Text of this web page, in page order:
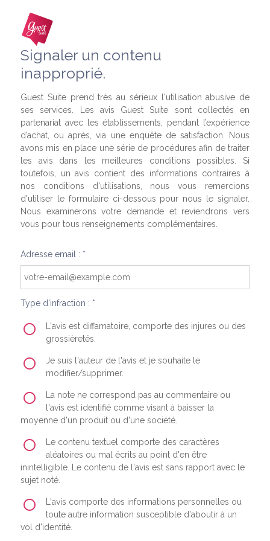
Signaler un contenu
inapproprié.
Guest Suite prend très au sérieux l'utilisation abusive de
ses services. Les avis Guest Suite sont collectés en
partenariat avec les établissements, pendant l’expérience
d’achat, ou après, via une enquête de satisfaction. Nous
avons mis en place une série de procédures afin de traiter
les avis dans les meilleures conditions possibles. Si
toutefois, un avis contient des informations contraires à
nos conditions d'utilisations, nous vous remercions
d'utiliser le formulaire ci-dessous pour nous le signaler.
Nous examinerons votre demande et reviendrons vers
vous pour tous renseignements complémentaires.
Adresse email : *
Type d'infraction : *
L'avis est diffamatoire, comporte des injures ou des
grossièretés.
Je suis l'auteur de l'avis et je souhaite le
modifier/supprimer.
La note ne correspond pas au commentaire ou
l'avis est identifié comme visant à baisser la
moyenne d'un produit ou d'une société.
Le contenu textuel comporte des caractères
aléatoires ou mal écrits au point d'en être
inintelligible. Le contenu de l'avis est sans rapport avec le
sujet noté.
L'avis comporte des informations personnelles ou
toute autre information susceptible d'aboutir à un
vol d'identité.